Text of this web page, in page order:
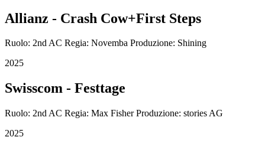
Allianz - Crash Cow+First Steps
Ruolo: 2nd AC Regia: Novemba Produzione: Shining
2025
Swisscom - Festtage
Ruolo: 2nd AC Regia: Max Fisher Produzione: stories AG
2025